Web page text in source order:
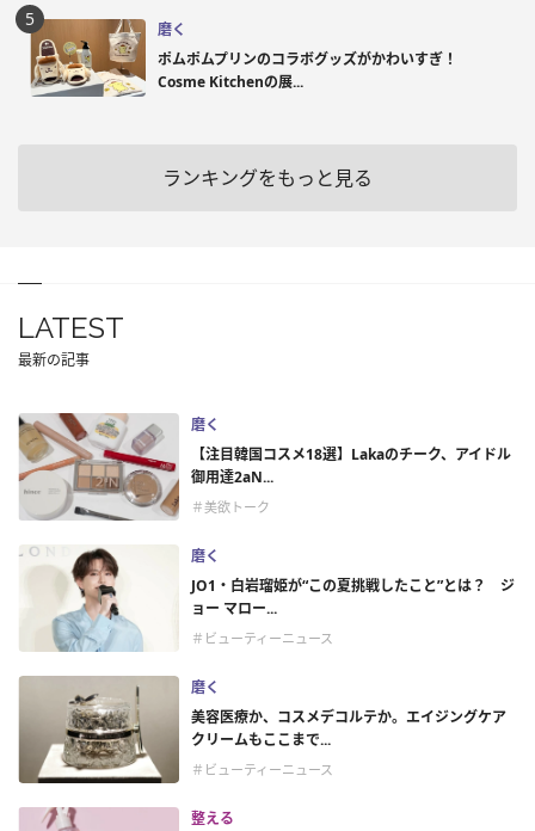
磨く
ポムポムプリンのコラボグッズがかわいすぎ！
Cosme Kitchenの展...
ランキングをもっと見る
LATEST
最新の記事
磨く
【注目韓国コスメ18選】Lakaのチーク、アイドル
御用達2aN...
＃美欲トーク
磨く
JO1・白岩瑠姫が“この夏挑戦したこと”とは？ ジ
ョー マロー...
＃ビューティーニュース
磨く
美容医療か、コスメデコルテか。エイジングケア
クリームもここまで...
＃ビューティーニュース
整える